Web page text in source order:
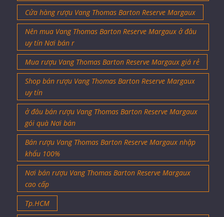
Cửa hàng rượu Vang Thomas Barton Reserve Margaux
Nên mua Vang Thomas Barton Reserve Margaux ở đâu
uy tín Nơi bán r
Mua rượu Vang Thomas Barton Reserve Margaux giá rẻ
Shop bán rượu Vang Thomas Barton Reserve Margaux
uy tín
ở đâu bán rượu Vang Thomas Barton Reserve Margaux
gói quà Nơi bán
Bán rượu Vang Thomas Barton Reserve Margaux nhập
khẩu 100%
Nơi bán rượu Vang Thomas Barton Reserve Margaux
cao cấp
Tp.HCM